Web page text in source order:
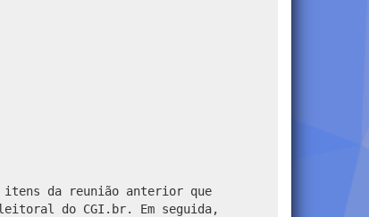
itens da reunião anterior que
do CGI.br. Em seguida,